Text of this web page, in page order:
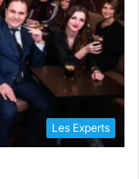
Les Experts